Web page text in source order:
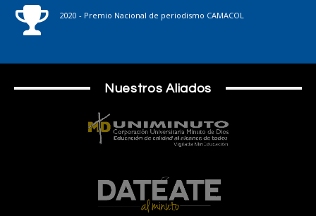
2020 - Premio Nacional de periodismo CAMACOL
Nuestros Aliados